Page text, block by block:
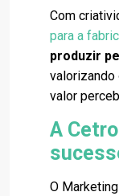
Com
para a
produzir
valorizando
valor
A
O